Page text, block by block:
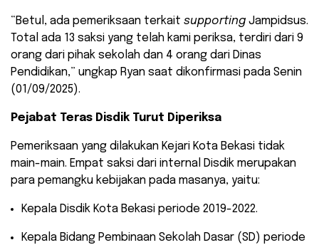
“Betul, ada pemeriksaan terkait supporting Jampidsus.
Total ada 13 saksi yang telah kami periksa, terdiri dari 9
orang dari pihak sekolah dan 4 orang dari Dinas
Pendidikan,” ungkap Ryan saat dikonfirmasi pada Senin
(01/09/2025).
Pejabat Teras Disdik Turut Diperiksa
​Pemeriksaan yang dilakukan Kejari Kota Bekasi tidak
main-main. Empat saksi dari internal Disdik merupakan
para pemangku kebijakan pada masanya, yaitu:
​Kepala Disdik Kota Bekasi periode 2019-2022.
​Kepala Bidang Pembinaan Sekolah Dasar (SD) periode